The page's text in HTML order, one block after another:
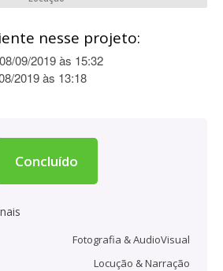
nesse projeto:
08/09/2019 às 15:32
2019 às 13:18
Concluído
Fotografia & AudioVisual
Locução & Narração